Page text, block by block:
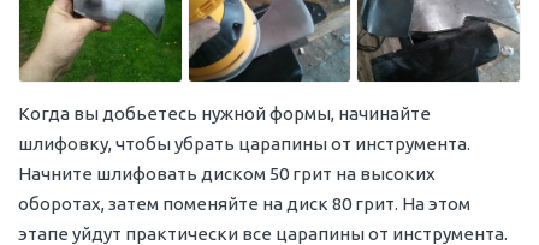
Когда вы добьетесь нужной формы, начинайте
шлифовку, чтобы убрать царапины от инструмента.
Начните шлифовать диском 50 грит на высоких
оборотах, затем поменяйте на диск 80 грит. На этом
этапе уйдут практически все царапины от инструмента.